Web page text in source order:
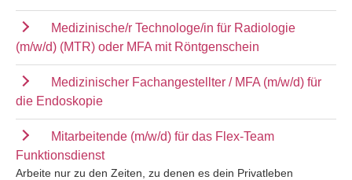
Medizinische/r Technologe/in für Radiologie
(m/w/d) (MTR) oder MFA mit Röntgenschein
Medizinischer Fachangestellter / MFA (m/w/d) für
die Endoskopie
Mitarbeitende (m/w/d) für das Flex-Team
Funktionsdienst
Arbeite nur zu den Zeiten, zu denen es dein Privatleben